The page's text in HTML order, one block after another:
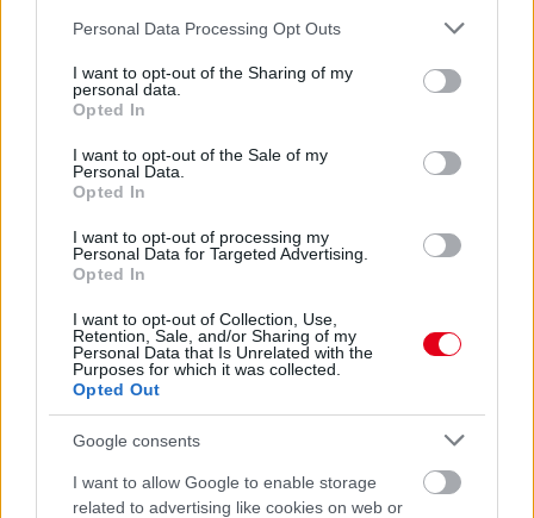
Please note that this website/app uses one or more Google
not limited to your visit or usage behaviour. You may click to
grant or deny consent to Google and its third-party tags to
use your data for below specified purposes in below Google
consent section.
Personal Data Processing Opt Outs
I want to opt-out of the Sharing of my
personal data.
Opted In
I want to opt-out of the Sale of my
Personal Data.
Opted In
I want to opt-out of processing my
Personal Data for Targeted Advertising.
Opted In
I want to opt-out of Collection, Use,
Retention, Sale, and/or Sharing of my
Personal Data that Is Unrelated with the
Purposes for which it was collected.
Opted Out
Google consents
I want to allow Google to enable storage
related to advertising like cookies on web or
18 órája